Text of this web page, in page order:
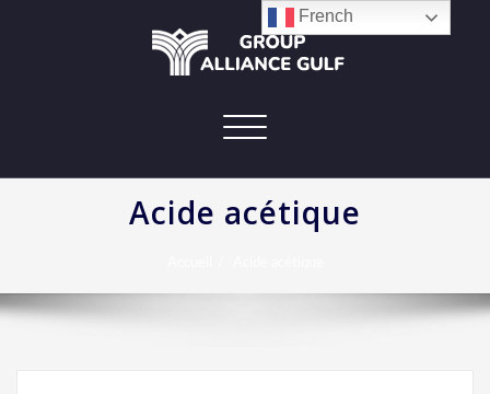
Afficher/masquer
navigation
Acide acétique
French